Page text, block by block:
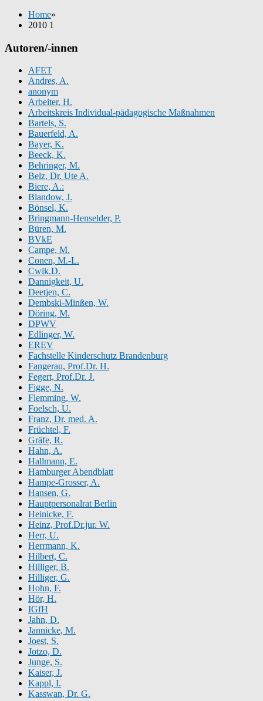
Home»
2010 1
Autoren/-innen
AFET
Andres, A.
anonym
Arbeiter, H.
Arbeitskreis Individual-pädagogische Maßnahmen
Bartels, S.
Bauerfeld, A.
Bayer, K.
Beeck, K.
Behringer, M.
Belz, Dr. Ute A.
Biere, A.:
Blandow, J.
Bönsel, K.
Bringmann-Henselder, P.
Büren, M.
BVkE
Campe, M.
Conen, M.-L.
Cwik.D.
Dannigkeit, U.
Deetjen, C.
Dembski-Minßen, W.
Döring, M.
DPWV
Edlinger, W.
EREV
Fachstelle Kinderschutz Brandenburg
Fangerau, Prof.Dr. H.
Fegert, Prof.Dr. J.
Figge, N.
Flemming, W.
Foelsch, U.
Franz, Dr. med. A.
Früchtel, F.
Gräfe, R.
Hahn, A.
Hallmann, E.
Hamburger Abendblatt
Hampe-Grosser, A.
Hansen, G.
Hauptpersonalrat Berlin
Heinicke, F.
Heinz, Prof.Dr.jur. W.
Herr, U.
Herrmann, K.
Hilbert, C.
Hilliger, B.
Hilliger, G.
Hohn, F.
Hör, H.
IGfH
Jahn, D.
Jannicke, M.
Joest, S.
Jotzo, D.
Junge, S.
Kaiser, J.
Kappl, I.
Kasswan, Dr. G.